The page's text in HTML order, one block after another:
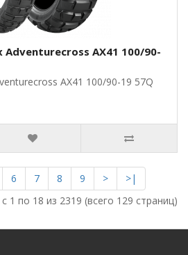
AX41 100/90-
AX41 100/90-19 57Q
6 7 8 9 >
>|
1 по 18 из 2319 (всего 129 страниц)